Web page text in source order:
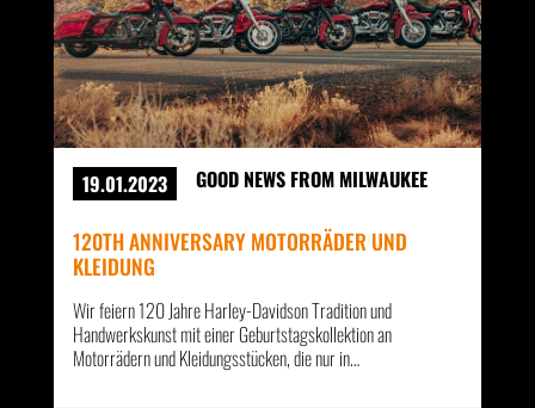
19.01.2023 GOOD NEWS FROM MILWAUKEE
120TH ANNIVERSARY MOTORRÄDER UND
KLEIDUNG
Wir feiern 120 Jahre Harley-Davidson Tradition und
Handwerkskunst mit einer Geburtstagskollektion an
Motorrädern und Kleidungsstücken, die nur in…